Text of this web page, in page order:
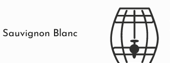
Sauvignon Blanc